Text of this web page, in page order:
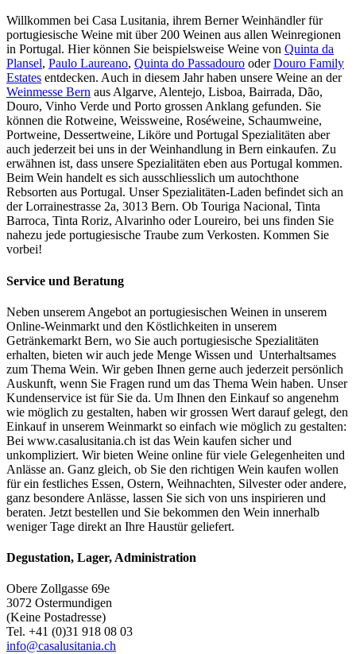
Willkommen bei Casa Lusitania, ihrem Berner Weinhändler für
portugiesische Weine mit über 200 Weinen aus allen Weinregionen
in Portugal. Hier können Sie beispielsweise Weine von Quinta da
Plansel, Paulo Laureano, Quinta do Passadouro oderDouro Family
Estates entdecken. Auch in diesem Jahr haben unsere Weine an der
Weinmesse Bern aus Algarve, Alentejo, Lisboa, Bairrada, Dão,
Douro, Vinho Verde und Porto grossen Anklang gefunden. Sie
können die Rotweine, Weissweine, Roséweine, Schaumweine,
Portweine, Dessertweine, Liköre und Portugal Spezialitäten aber
auch jederzeit bei uns in der Weinhandlung in Bern einkaufen. Zu
erwähnen ist, dass unsere Spezialitäten eben aus Portugal kommen.
Beim Wein handelt es sich ausschliesslich um autochthone
Rebsorten aus Portugal. Unser Spezialitäten-Laden befindet sich an
der Lorrainestrasse 2a, 3013 Bern. Ob Touriga Nacional, Tinta
Barroca, Tinta Roriz, Alvarinho oder Loureiro, bei uns finden Sie
nahezu jede portugiesische Traube zum Verkosten. Kommen Sie
vorbei!
Service und Beratung
Neben unserem Angebot an portugiesischen Weinen in unserem
Online-Weinmarkt und den Köstlichkeiten in unserem
Getränkemarkt Bern, wo Sie auch portugiesische Spezialitäten
erhalten, bieten wir auch jede Menge Wissen und Unterhaltsames
zum Thema Wein. Wir geben Ihnen gerne auch jederzeit persönlich
Auskunft, wenn Sie Fragen rund um das Thema Wein haben. Unser
Kundenservice ist für Sie da. Um Ihnen den Einkauf so angenehm
wie möglich zu gestalten, haben wir grossen Wert darauf gelegt, den
Einkauf in unserem Weinmarkt so einfach wie möglich zu gestalten:
Bei www.casalusitania.ch ist das Wein kaufen sicher und
unkompliziert. Wir bieten Weine online für viele Gelegenheiten und
Anlässe an. Ganz gleich, ob Sie den richtigen Wein kaufen wollen
für ein festliches Essen, Ostern, Weihnachten, Silvester oder andere,
ganz besondere Anlässe, lassen Sie sich von uns inspirieren und
beraten. Jetzt bestellen und Sie bekommen den Wein innerhalb
weniger Tage direkt an Ihre Haustür geliefert.
Degustation, Lager, Administration
Obere Zollgasse 69e
3072 Ostermundigen
(Keine Postadresse)
Tel. +41 (0)31 918 08 03
info@casalusitania.ch